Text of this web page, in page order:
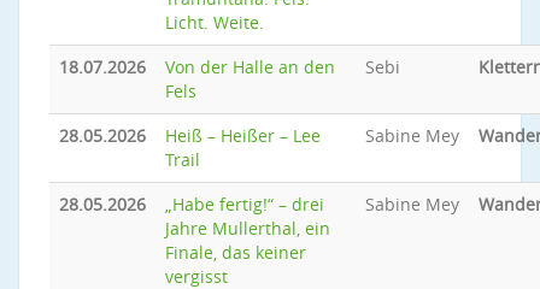
Licht. Weite.
18.07.2026
Von der Halle an den
Fels
Sebi
28.05.2026
Heiß – Heißer – Lee
Trail
Sabine Mey
28.05.2026
„Habe fertig!“ – drei
Jahre Mullerthal, ein
Finale, das keiner
vergisst
Sabine Mey